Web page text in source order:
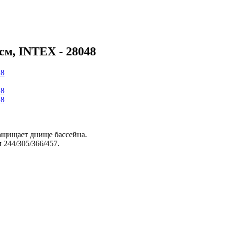
INTEX - 28048
днище бассейна.
244/305/366/457.